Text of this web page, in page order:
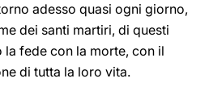
adesso quasi ogni giorno,
dei santi martiri, di questi
fede con la morte, con il
di tutta la loro vita.